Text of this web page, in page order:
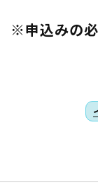
みの必要